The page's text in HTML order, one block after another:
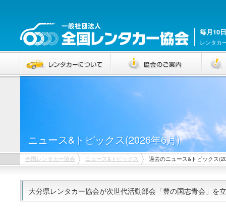
毎月10
レンタカ
ニュース&トピックス(2026年6月)
全国レンタカー協会 ニュース&トピックス 過去のニュース&トピックス
大分県レンタカー協会が次世代活動部会「豊の国志青会」を